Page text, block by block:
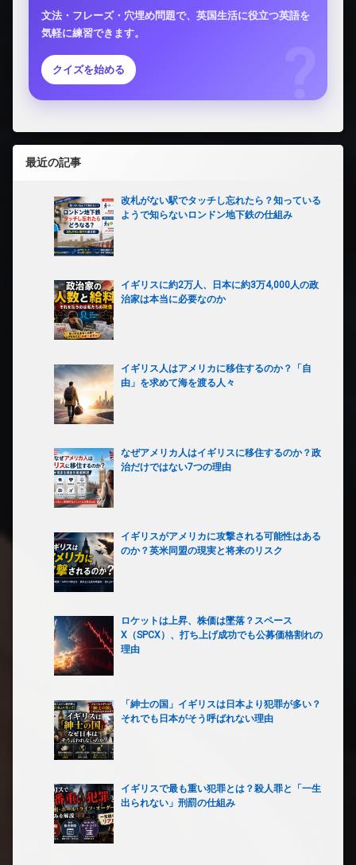
文法・フレーズ・穴埋め問題で、英国生活に役立つ英語を
気軽に練習できます。
クイズを始める
最近の記事
改札がない駅でタッチし忘れたら？知っている
ようで知らないロンドン地下鉄の仕組み
イギリスに約2万人、日本に約3万4,000人の政
治家は本当に必要なのか
イギリス人はアメリカに移住するのか？「自
由」を求めて海を渡る人々
なぜアメリカ人はイギリスに移住するのか？政
治だけではない7つの理由
イギリスがアメリカに攻撃される可能性はある
のか？英米同盟の現実と将来のリスク
ロケットは上昇、株価は墜落？スペース
X（SPCX）、打ち上げ成功でも公募価格割れの
理由
「紳士の国」イギリスは日本より犯罪が多い？
それでも日本がそう呼ばれない理由
イギリスで最も重い犯罪とは？殺人罪と「一生
出られない」刑罰の仕組み